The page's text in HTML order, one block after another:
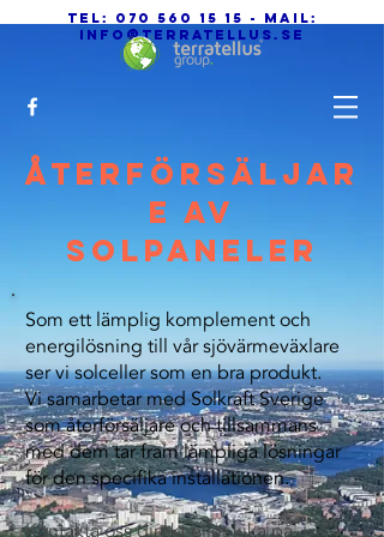
Tel: 070 560 15 15 - Mail:
info@terratellus.se
Återförsäljar
e av
solpaneler
Som ett lämplig komplement och
energilösning till vår sjövärmeväxlare
ser vi solceller som en bra produkt.
Vi samarbetar med Solkraft Sverige
som återförsäljare och tillsammans
med dem tar fram lämpliga lösningar
för den specifika installationen.
Kontakta oss direkt eller kika på